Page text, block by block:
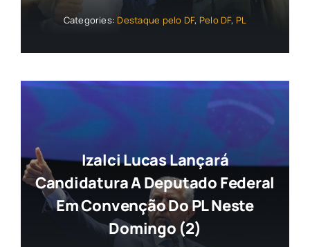
Categories: Destaque pelo DF, Pelo DF, PL
Izalci Lucas Lançará
Candidatura A Deputado Federal
Em Convenção Do PL Neste
Domingo (2)